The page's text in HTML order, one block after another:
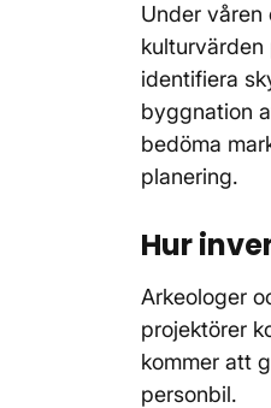
Under våren
identifiera
byggnation
bedöma
planering.
Hur
Arkeologer
projektörer
kommer att
personbil.